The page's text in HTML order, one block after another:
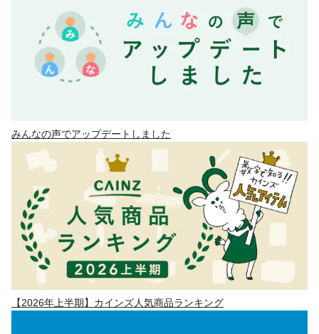
みんなの声でアップデートしました
【2026年上半期】カインズ人気商品ランキング